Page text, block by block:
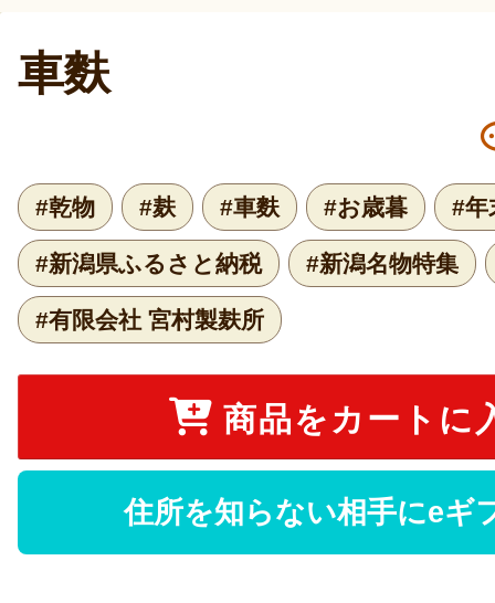
車麩
#乾物 #麸 #車麩 #お歳暮 #年
#新潟県ふるさと納税 #新潟名物特集
#有限会社 宮村製麸所
商品をカートに
住所を知らない相手にeギ